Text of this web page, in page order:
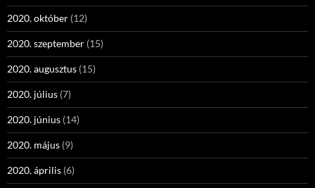
2020. október (12)
2020. szeptember (15)
2020. augusztus (15)
2020. július (7)
2020. június (14)
2020. május (9)
2020. április (6)